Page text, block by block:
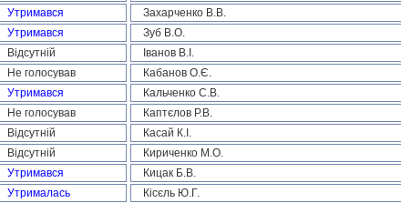
Утримався Захарченко В.В.
Утримався Зуб В.О.
Відсутній Іванов В.І.
Не голосував Кабанов О.Є.
Утримався Кальченко С.В.
Не голосував Каптєлов Р.В.
Відсутній Касай К.І.
Відсутній Кириченко М.О.
Утримався Кицак Б.В.
Утрималась Кісєль Ю.Г.